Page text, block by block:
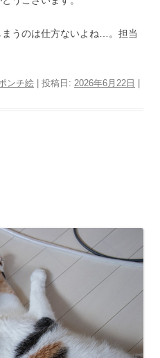
うのは仕方ないよね…。担当
ンチ絵 | 投稿日: 2026年6月22日 |